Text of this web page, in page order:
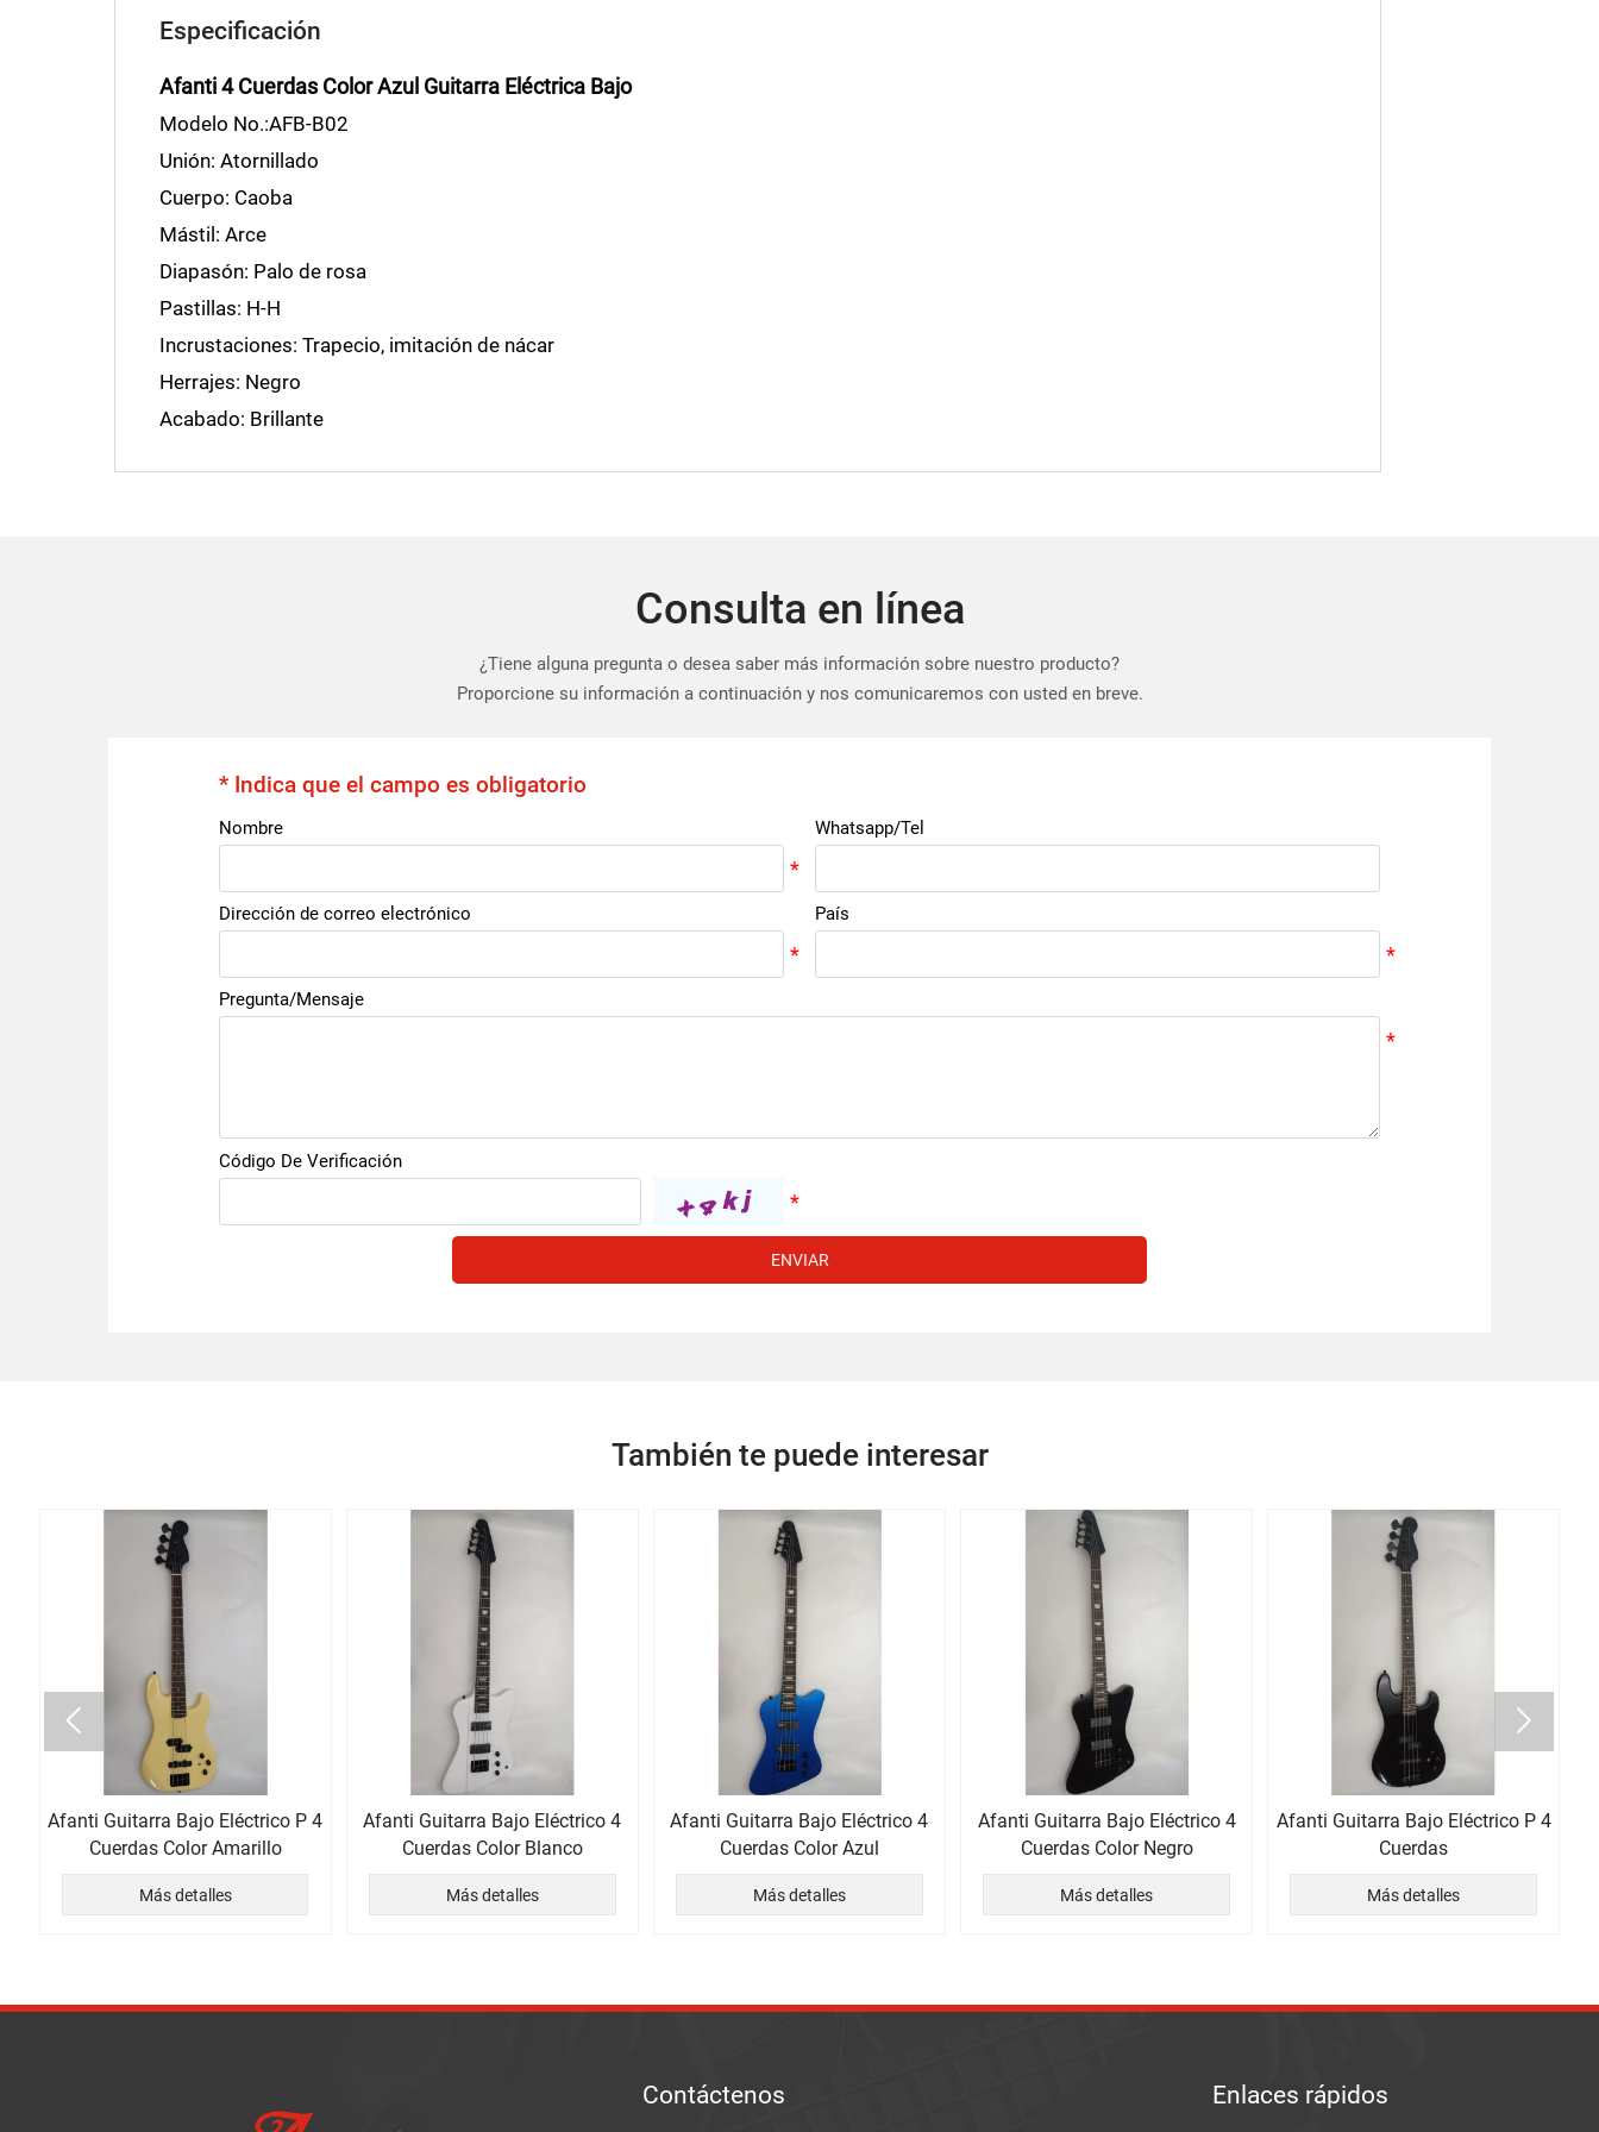
Especificación
Afanti 4 Cuerdas Color Azul Guitarra Eléctrica Bajo
Modelo No.:AFB-B02
Unión: Atornillado
Cuerpo: Caoba
Mástil: Arce
Diapasón: Palo de rosa
Pastillas: H-H
Incrustaciones: Trapecio, imitación de nácar
Herrajes: Negro
Acabado: Brillante
Consulta en línea
¿Tiene alguna pregunta o desea saber más información sobre nuestro producto?
Proporcione su información a continuación y nos comunicaremos con usted en breve.
* Indica que el campo es obligatorio
Nombre Whatsapp/Tel
Dirección de correo electrónico País
Pregunta/Mensaje
Código De Verificación
ENVIAR
También te puede interesar
Afanti Guitarra Bajo Eléctrico P 4
Cuerdas Color Amarillo
Más detalles
Afanti Guitarra Bajo Eléctrico 4
Cuerdas Color Blanco
Más detalles
Afanti Guitarra Bajo Eléctrico 4
Cuerdas Color Azul
Más detalles
Afanti Guitarra Bajo Eléctrico 4
Cuerdas Color Negro
Más detalles
Afanti Guitarra Bajo Eléctrico P 4
Cuerdas
Más detalles
 
Contáctenos Enlaces rápidos